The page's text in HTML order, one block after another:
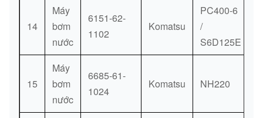
3321
01435-
01090
[6]
kg.
57
01010-
31095
[6] CHỚP
14
Máy
bơm
nước
6151-62-
1102
Komatsu
PC400-6
/
S6D125E
15
Máy
bơm
nước
6685-61-
1024
Komatsu NH220